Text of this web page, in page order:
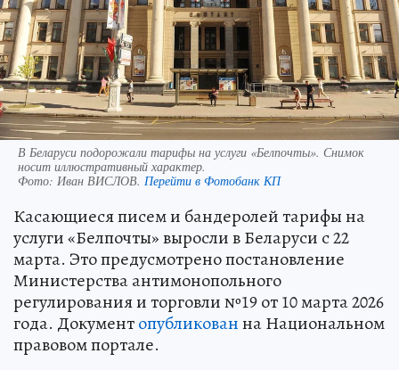
В Беларуси подорожали тарифы на услуги «Белпочты». Снимок
носит иллюстративный характер.
Фото: Иван ВИСЛОВ. Перейти в Фотобанк КП
Касающиеся писем и бандеролей тарифы на
услуги «Белпочты» выросли в Беларуси с 22
марта. Это предусмотрено постановление
Министерства антимонопольного
регулирования и торговли №19 от 10 марта 2026
года. Документопубликованна Национальном
правовом портале.